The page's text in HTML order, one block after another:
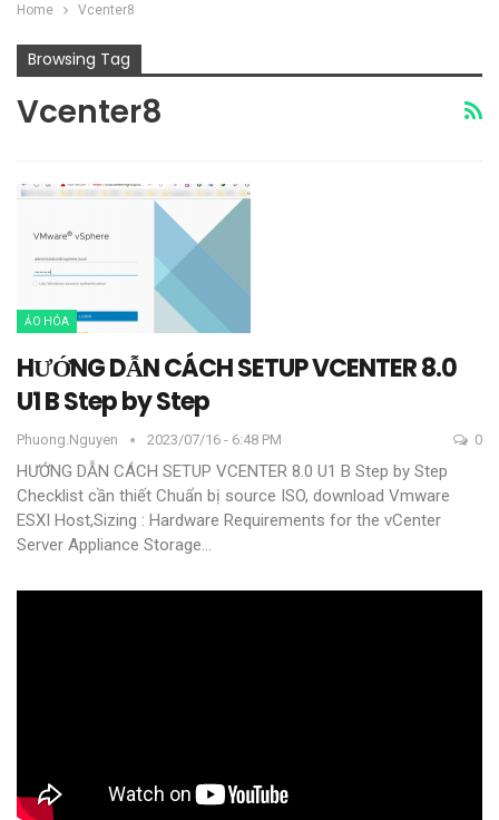
Home Vcenter8
Browsing Tag
Vcenter8
ẢO HÓA
HƯỚNG DẪN CÁCH SETUP VCENTER 8.0
U1 B Step by Step
Phuong.nguyen 2023/07/16 - 6:48 PM 0
HƯỚNG DẪN CÁCH SETUP VCENTER 8.0 U1 B Step by Step
Checklist cần thiết Chuẩn bị source ISO, download Vmware
ESXI Host,Sizing : Hardware Requirements for the vCenter
Server Appliance Storage…